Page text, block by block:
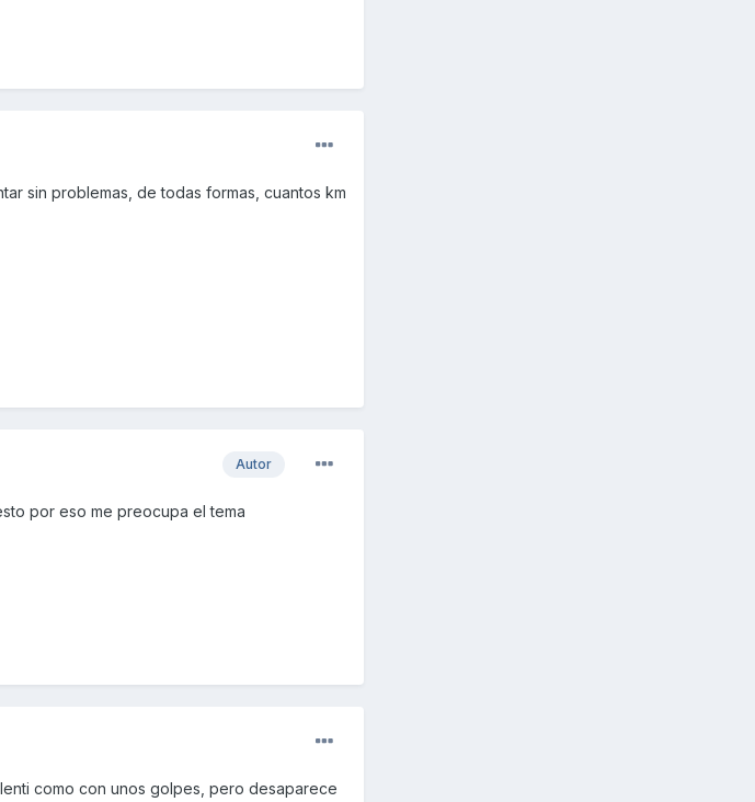
sin problemas, de todas formas, cuantos km
Autor
por eso me preocupa el tema
como con unos golpes, pero desaparece